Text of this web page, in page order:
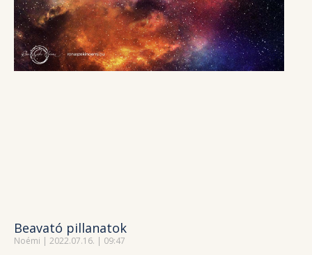
Beavató pillanatok
Noémi 2022.07.16. 09:47